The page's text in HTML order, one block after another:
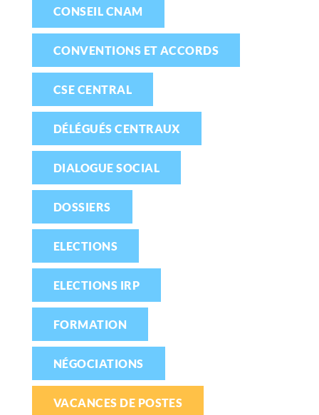
CONSEIL CNAM
CONVENTIONS ET ACCORDS
CSE CENTRAL
DÉLÉGUÉS CENTRAUX
DIALOGUE SOCIAL
DOSSIERS
ELECTIONS
ELECTIONS IRP
FORMATION
NÉGOCIATIONS
VACANCES DE POSTES